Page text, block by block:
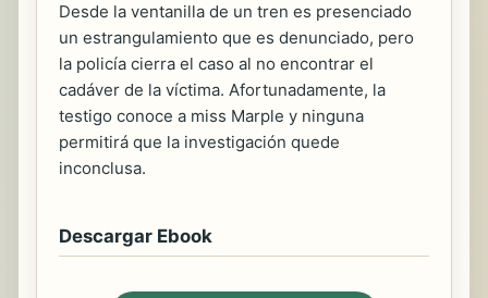
Desde la ventanilla de un tren es presenciado
un estrangulamiento que es denunciado, pero
la policía cierra el caso al no encontrar el
cadáver de la víctima. Afortunadamente, la
testigo conoce a miss Marple y ninguna
permitirá que la investigación quede
inconclusa.
Descargar Ebook